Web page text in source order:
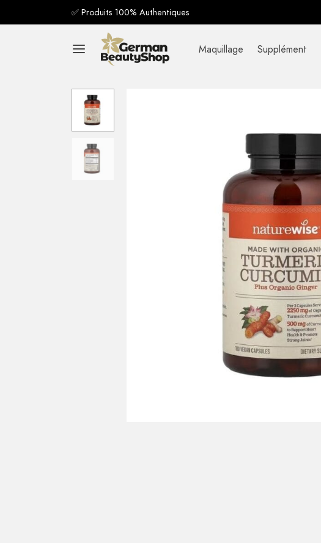
✅ Produits 100% Authentiques
Maquillage Supplément